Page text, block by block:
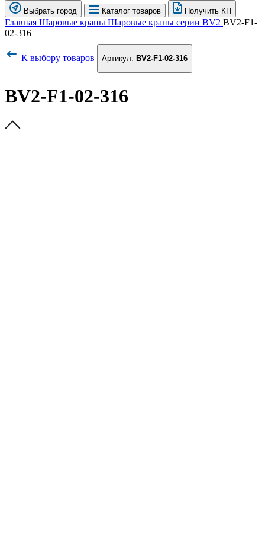
Выбрать город Каталог товаров Получить КП
Главная Шаровые краны Шаровые краны серии BV2 BV2-F1-
02-316
К выбору товаров Артикул: BV2-F1-02-316
BV2-F1-02-316